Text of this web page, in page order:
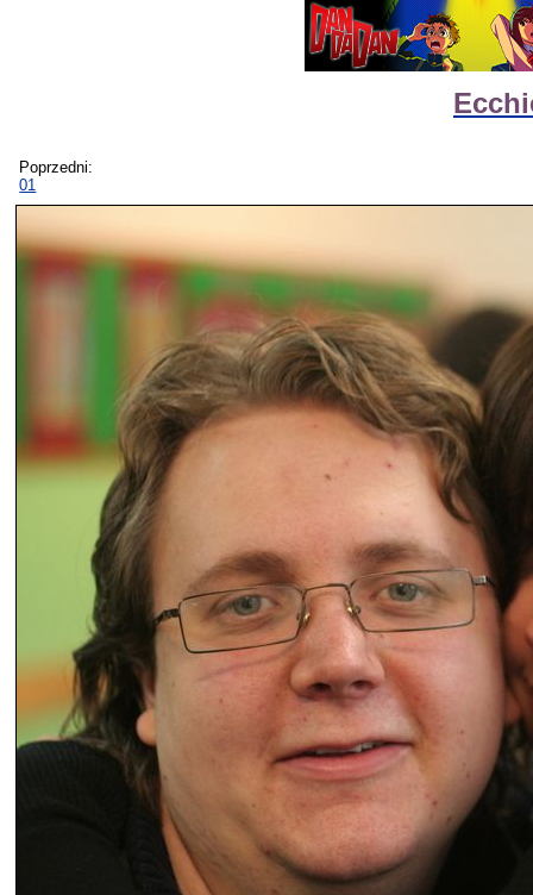
Poprzedni:
01